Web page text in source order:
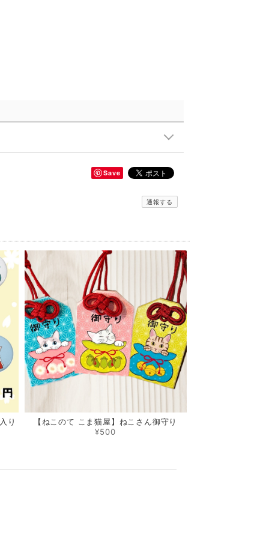
Save
通報する
り
【ねこのて こま猫屋】ねこさん御守り
¥500